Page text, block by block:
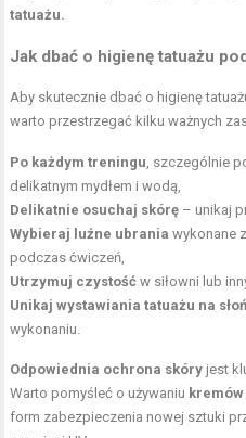
tatuażu.
Jak dbać o higienę tatuażu
Aby skutecznie dbać o higienę
warto przestrzegać kilku ważnych
Po każdym treningu , szczególnie
delikatnym mydłem i wodą,
Delikatnie osuchaj skórę – unikaj
Wybieraj luźne ubrania wykonane
podczas ćwiczeń,
Utrzymuj czystość w siłowni lub
Unikaj wystawiania tatuażu na
wykonaniu.
Odpowiednia ochrona skóry jest
Warto pomyśleć o używaniu
form zabezpieczenia nowej sztuki